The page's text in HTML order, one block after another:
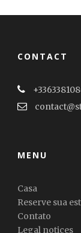
CONTACT
MENU
Casa
Reserve sua
Contato
Legal notices